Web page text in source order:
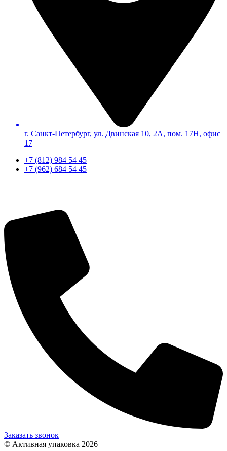
г. Санкт-Петербург, ул. Двинская 10, 2А, пом. 17Н, офис
17
+7 (812) 984 54 45
+7 (962) 684 54 45
Заказать звонок
© Активная упаковка 2026